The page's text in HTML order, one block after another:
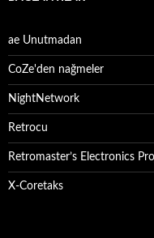
ae Unutmadan
CoZe'den nağmeler
NightNetwork
Retrocu
Retromaster’s Electronics
X-Coretaks